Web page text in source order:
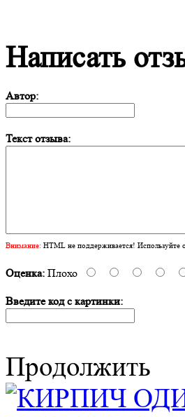
Написать
Автор:
Текст отзыва:
Внимание: HTML не поддерживается! Используйте
Оценка: Плохо
Введите код с картинки:
Продолжить